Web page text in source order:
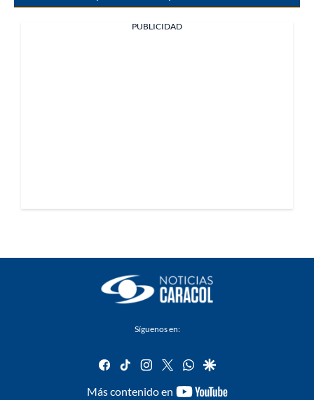
PUBLICIDAD
Síguenos en:
facebook
tiktok instagram
twitterwhatsapp
google
Más contenido en
youtube-